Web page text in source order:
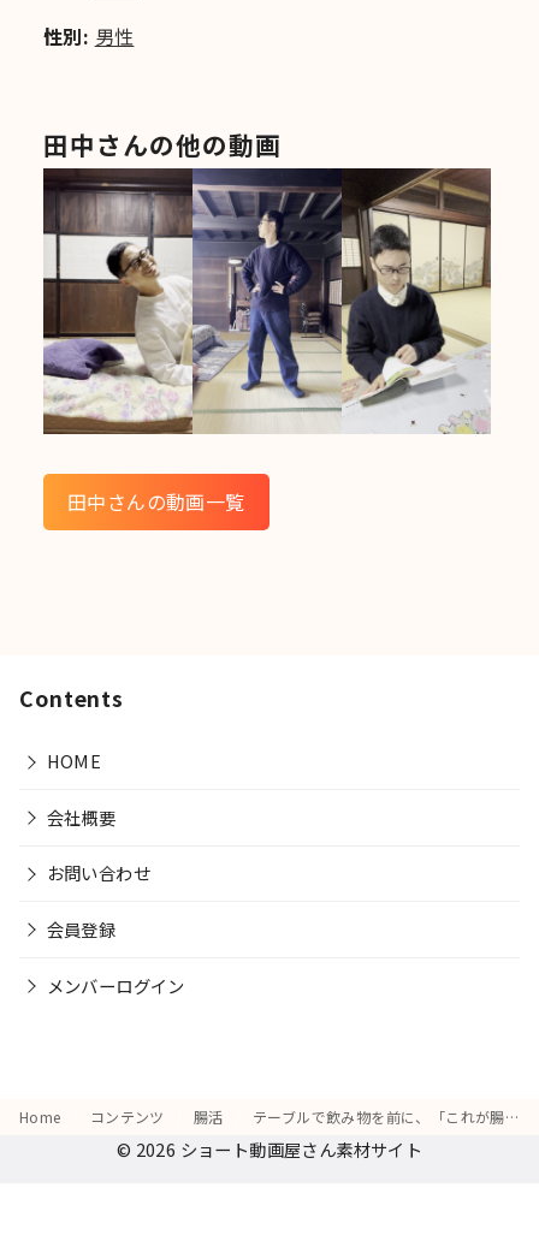
性別: 男性
田中さんの他の動画
田中さんの動画一覧
Contents
HOME
会社概要
お問い合わせ
会員登録
メンバーログイン
Home コンテンツ 腸活 テーブルで飲み物を前に、「これが腸に良いのかな？」と少し戸惑う様子
© 2026 ショート動画屋さん素材サイト